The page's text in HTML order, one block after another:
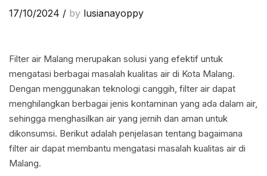
17/10/2024 / by lusianayoppy
Filter air Malang merupakan solusi yang efektif untuk
mengatasi berbagai masalah kualitas air di Kota Malang.
Dengan menggunakan teknologi canggih, filter air dapat
menghilangkan berbagai jenis kontaminan yang ada dalam air,
sehingga menghasilkan air yang jernih dan aman untuk
dikonsumsi. Berikut adalah penjelasan tentang bagaimana
filter air dapat membantu mengatasi masalah kualitas air di
Malang.